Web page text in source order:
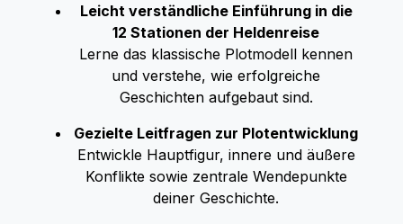
Leicht verständliche Einführung in die
12 Stationen der Heldenreise
Lerne das klassische Plotmodell kennen
und verstehe, wie erfolgreiche
Geschichten aufgebaut sind.
Gezielte Leitfragen zur Plotentwicklung
Entwickle Hauptfigur, innere und äußere
Konflikte sowie zentrale Wendepunkte
deiner Geschichte.